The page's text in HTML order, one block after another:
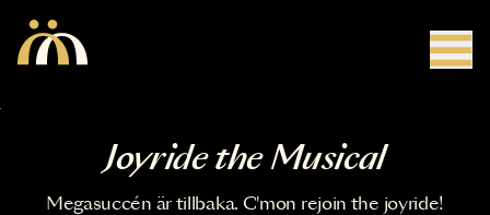
Joyride the Musical
Megasuccén är tillbaka. C'mon rejoin the joyride!